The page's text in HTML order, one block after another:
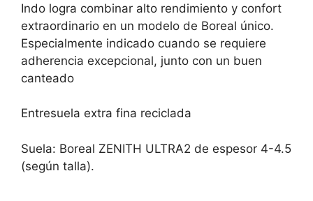
Indo logra combinar alto rendimiento y confort
extraordinario en un modelo de Boreal único.
Especialmente indicado cuando se requiere
adherencia excepcional, junto con un buen
canteado
Entresuela extra fina reciclada
Suela: Boreal ZENITH ULTRA2 de espesor 4-4.5
(según talla).